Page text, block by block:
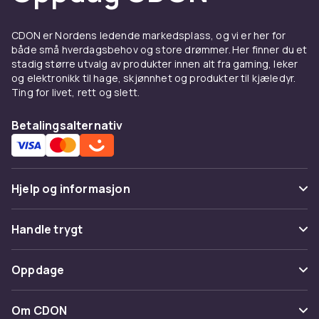
bli kjent med interessante karakterer og bli
Bla gjennom vårt sortiment og finn
bestselgere fra både svenske og
internasjonale forfattere. For de minste finner
du mange illustrerte barnebøker som gjør
lesing morsomt og engasjerende. For dere
som foretrekker å fordype dere i forskjellige
emner, tilbyr vi et utvalg av sakprosa som
dekker alt fra historie og vitenskap til
selvutvikling og matlaging.
kunnskapen som en virkelig god bok kan tilby.
Handle her og gjør hvert øyeblikk til en
leseopplevelse. I vårt sortiment finner du alltid
CDON er Nordens ledende markedsplass, og vi er her for
både små hverdagsbehov og store drømmer. Her finner du et
stadig større utvalg av produkter innen alt fra gaming, leker
og elektronikk til hage, skjønnhet og produkter til kjæledyr.
Ting for livet, rett og slett.
Betalingsalternativ
Hjelp og informasjon
Vanlige spørsmål
Spor pakke
Angre & returner her
Kontakt oss
Handle trygt
Betaling
Levering
Oppdage
Kategorier
Om CDON